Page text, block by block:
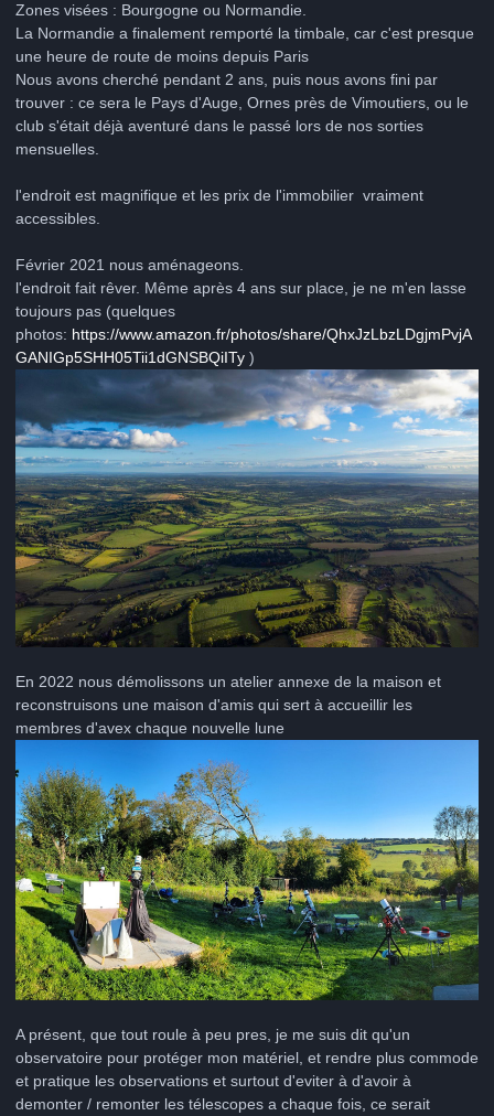
Zones visées : Bourgogne ou Normandie.
La Normandie a finalement remporté la timbale, car c'est presque
une heure de route de moins depuis Paris
Nous avons cherché pendant 2 ans, puis nous avons fini par
trouver : ce sera le Pays d'Auge, Ornes près de Vimoutiers, ou le
club s'était déjà aventuré dans le passé lors de nos sorties
mensuelles.
l'endroit est magnifique et les prix de l'immobilier vraiment
accessibles.
Février 2021 nous aménageons.
l'endroit fait rêver. Même après 4 ans sur place, je ne m'en lasse
toujours pas (quelques
photos: https://www.amazon.fr/photos/share/QhxJzLbzLDgjmPvjA
GANIGp5SHH05Tii1dGNSBQiITy )
En 2022 nous démolissons un atelier annexe de la maison et
reconstruisons une maison d'amis qui sert à accueillir les
membres d'avex chaque nouvelle lune
A présent, que tout roule à peu pres, je me suis dit qu'un
observatoire pour protéger mon matériel, et rendre plus commode
et pratique les observations et surtout d'eviter à d'avoir à
demonter / remonter les télescopes a chaque fois, ce serait